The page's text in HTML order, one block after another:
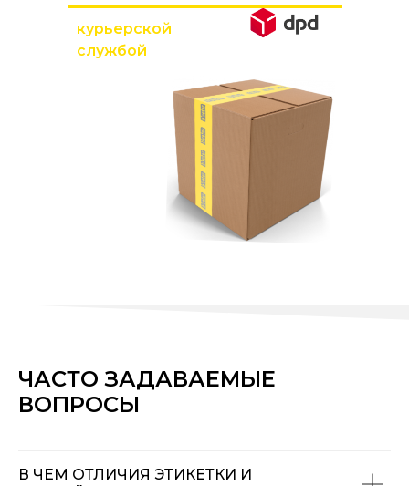
курьерской
службой
ЧАСТО ЗАДАВАЕМЫЕ
ВОПРОСЫ
В ЧЕМ ОТЛИЧИЯ ЭТИКЕТКИ И